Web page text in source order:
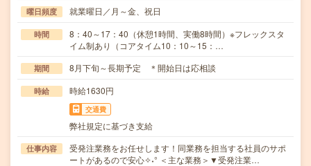
曜日頻度 就業曜日／月～金、祝日
時間
8：40～17：40（休憩1時間、実働8時間）※フレックスタ
イム制あり（コアタイム10：10～15：…
期間 8月下旬～長期予定 ＊開始日は応相談
時給 時給1630円
交通費
弊社規定に基づき支給
仕事内容
受発注業務をお任せします！同業務を担当する社員のサポ
ートがあるので安心✧˖° ＜主な業務＞▼受発注業…